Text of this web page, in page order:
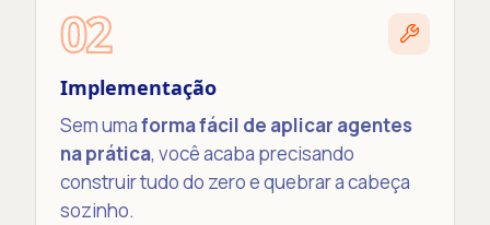
02
Implementação
Sem umaforma fácil de aplicar agentes
na prática, você acaba precisando
construir tudo do zero e quebrar a cabeça
sozinho.